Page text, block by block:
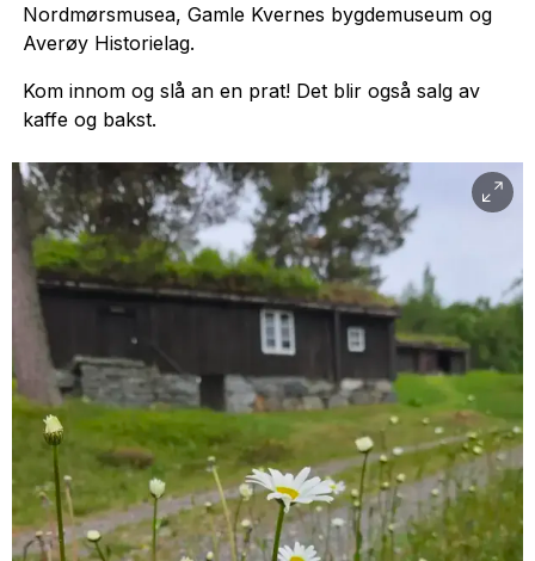
Nordmørsmusea, Gamle Kvernes bygdemuseum og
Averøy Historielag.
Kom innom og slå an en prat! Det blir også salg av
kaffe og bakst.